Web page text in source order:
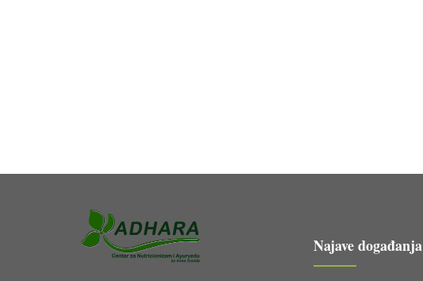
Najave događanja